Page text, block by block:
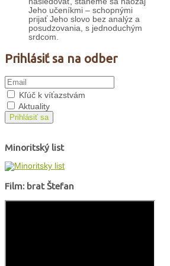
Jeho učeníkmi – schopnými
prijať Jeho slovo bez analýz a
posudzovania, s jednoduchým
srdcom.
Prihlásiť sa na odber
Kľúč k víťazstvám
Aktuality
Prihlásiť sa
Minoritský list
Film: brat Štefan